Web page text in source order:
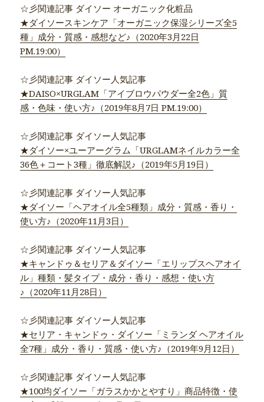
☆彡関連記事 ダイソー オーガニック化粧品
★ダイソースキンケア「オーガニック保湿シリーズ全5
種」成分・質感・感想など♪（2020年3月22日
PM.19:00）
☆彡関連記事 ダイソー人気記事
★DAISO×URGLAM「アイブロウパウダー全2色」質
感・色味・使い方♪（2019年8月7日 PM.19:00）
☆彡関連記事 ダイソー人気記事
★ダイソー×ユーアーグラム「URGLAMネイルカラー全
36色＋コート3種」徹底解説♪（2019年5月19日）
☆彡関連記事 ダイソー人気記事
★ダイソー「ヘアオイル全5種類」成分・質感・香り・
使い方♪（2020年11月3日）
☆彡関連記事 ダイソー人気記事
★キャンドゥ＆セリア＆ダイソー「エリップスヘアオイ
ル」種類・髪タイプ・成分・香り・感想・使い方
♪（2020年11月28日）
☆彡関連記事 ダイソー人気記事
★セリア・キャンドゥ・ダイソー「ミランダ ヘアオイル
全7種」成分・香り・質感・使い方♪（2019年9月12日）
☆彡関連記事 ダイソー人気記事
★100均ダイソー「ガラスかかとやすり」商品特徴・使